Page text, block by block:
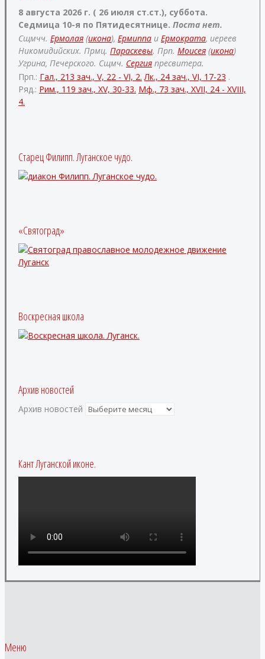
8 августа 2026 г. ( 26 июля ст.ст.), суббота.
Седмица 10-я по Пятидесятнице. Поста нет.
Сщмчч. Ермолая (икона), Ермиппа и Ермократа, иереев
Никомидийских. Прмц. Параскевы. Прп. Моисея (икона)
Угрина, Печерского. Сщмч. Сергия пресвитера.
Прп.: Гал., 213 зач., V, 22 - VI, 2. Лк., 24 зач., VI, 17-23 .
Ряд.: Рим., 119 зач., XV, 30-33. Мф., 73 зач., XVII, 24 - XVIII,
4.
Старец Филипп. Луганское чудо.
«Святоград»
Воскресная школа
Архив новостей
Архив новостей
Кант Луганской иконе.
Меню